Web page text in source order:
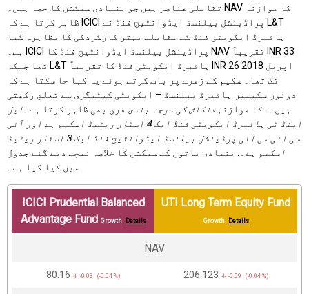
تقابلی عناصر ہیں جو بنیادی سیکشن کا حصہ ہیں۔ NAV کا موازنہ
ظاہر کرتا ہے کہ ICICI پراڈینشل بیلنسڈ ایڈوانٹیج فنڈ نے L&T
ہائبرڈ ایکویٹی فنڈ کے مقابلے بہتر کارکردگی کا مظاہرہ کیا
ہے۔ ICICI پراڈینشل بیلنسڈ ایڈوانٹیج فنڈ کا NAV تقریباً INR 33
تھا جبکہ L&T ہائبرڈ ایکویٹی فنڈ کا تقریباً INR 26 اپریل 2018
تک تھا۔ سکیم کے زمرے پر بات کرتے ہوئے یہ کہا جا سکتا ہے کہ
دونوں سکیمیں ہائبرڈ بیلنسڈ – ایکویٹی کیٹیگری سے تعلق رکھتی
ہیں۔ . کا موازنہفنکاش کی درجہ بندی فرق بھی ظاہر کرتا ہے۔ایل
اینڈ ٹی ہائبرڈ ایکویٹی فنڈ ایک 4 اسٹار ریٹیڈ اسکیم ہے اور آئی
سی آئی سی آئی پرڈینشل بیلنسڈ ایڈوانٹیج فنڈ ایک 3 اسٹار ریٹیڈ
اسکیم ہے۔. بنیادی باتوں کے سیکشن کا خلاصہ نیچے دیے گئے جدول
میں کیا گیا ہے۔
ICICI Prudential Balanced
Advantage Fund Growth Details
UTI Long Term Equity Fund
Growth Details
NAV
₹80.16 ↓ -0.03 (-0.04 %) ₹206.123 ↓ -0.09 (-0.04 %)